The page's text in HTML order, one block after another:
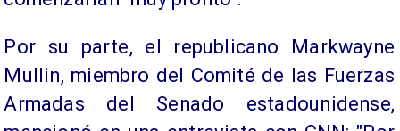
Por su parte, el republicano Markwayne
Mullin, miembro del Comité de las Fuerzas
Armadas del Senado estadounidense,